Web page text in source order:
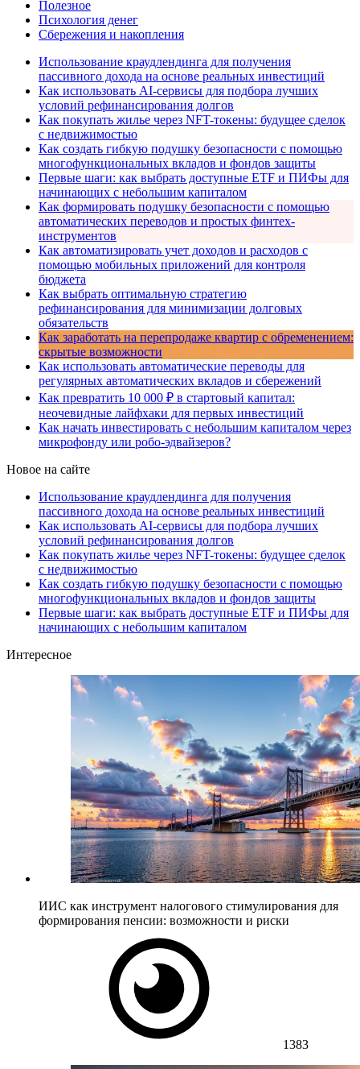
Полезное
Психология денег
Сбережения и накопления
Использование краудлендинга для получения
пассивного дохода на основе реальных инвестиций
Как использовать AI-сервисы для подбора лучших
условий рефинансирования долгов
Как покупать жилье через NFT-токены: будущее сделок
с недвижимостью
Как создать гибкую подушку безопасности с помощью
многофункциональных вкладов и фондов защиты
Первые шаги: как выбрать доступные ETF и ПИФы для
начинающих с небольшим капиталом
Как формировать подушку безопасности с помощью
автоматических переводов и простых финтех-
инструментов
Как автоматизировать учет доходов и расходов с
помощью мобильных приложений для контроля
бюджета
Как выбрать оптимальную стратегию
рефинансирования для минимизации долговых
обязательств
Как заработать на перепродаже квартир с обременением:
скрытые возможности
Как использовать автоматические переводы для
регулярных автоматических вкладов и сбережений
Как превратить 10 000 ₽ в стартовый капитал:
неочевидные лайфхаки для первых инвестиций
Как начать инвестировать с небольшим капиталом через
микрофонду или робо-эдвайзеров?
Новое на сайте
Использование краудлендинга для получения
пассивного дохода на основе реальных инвестиций
Как использовать AI-сервисы для подбора лучших
условий рефинансирования долгов
Как покупать жилье через NFT-токены: будущее сделок
с недвижимостью
Как создать гибкую подушку безопасности с помощью
многофункциональных вкладов и фондов защиты
Первые шаги: как выбрать доступные ETF и ПИФы для
начинающих с небольшим капиталом
Интересное
ИИС как инструмент налогового стимулирования для
формирования пенсии: возможности и риски
1383